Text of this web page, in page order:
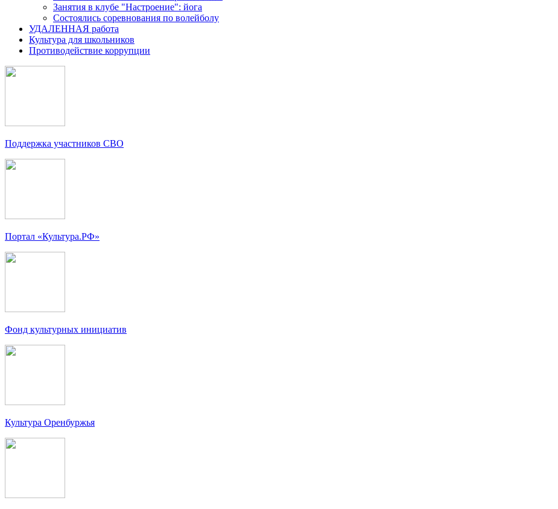
Занятия в клубе "Настроение": йога
Состоялись соревнования по волейболу
УДАЛЕННАЯ работа
Культура для школьников
Противодействие коррупции
Поддержка участников СВО
Портал «Культура.РФ»
Фонд культурных инициатив
Культура Оренбуржья